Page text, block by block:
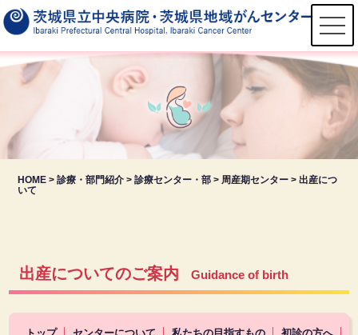
t
o
g
g
e
n
a
v
i
a
t
i
HOME >診療・部門紹介 >診療センター・部 > 周産期センター >出産につ
いて
出産についてのご案内 Guidance of birth
トップ センターについて 私たちの目指すもの 初診の方へ